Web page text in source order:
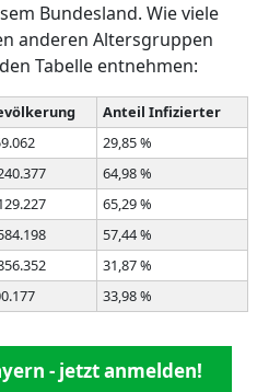
Bundesland. Wie viele
anderen Altersgruppen
Tabelle entnehmen:
Anteil Infizierter
29,85 %
64,98 %
65,29 %
57,44 %
31,87 %
33,98 %
- jetzt anmelden!